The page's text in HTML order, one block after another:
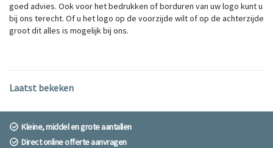
goed advies. Ook voor het bedrukken of borduren van uw logo kunt u
bij ons terecht. Of u het logo op de voorzijde wilt of op de achterzijde
groot dit alles is mogelijk bij ons.
Laatst bekeken
Kleine, middel en grote aantallen
Direct online offerte aanvragen